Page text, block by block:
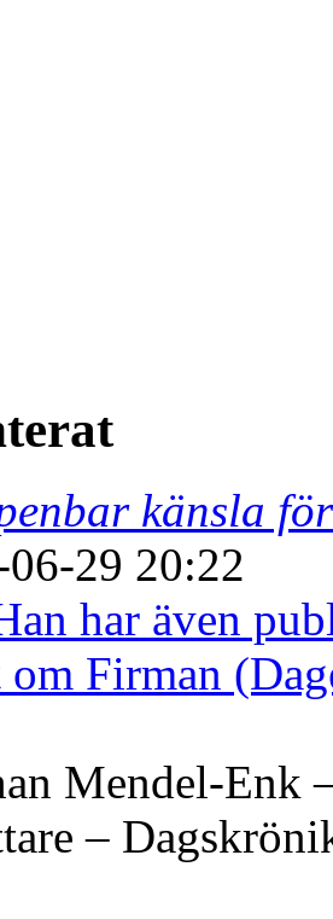
känsla
29 20:22
har även
om Firman
Mendel-Enk
–